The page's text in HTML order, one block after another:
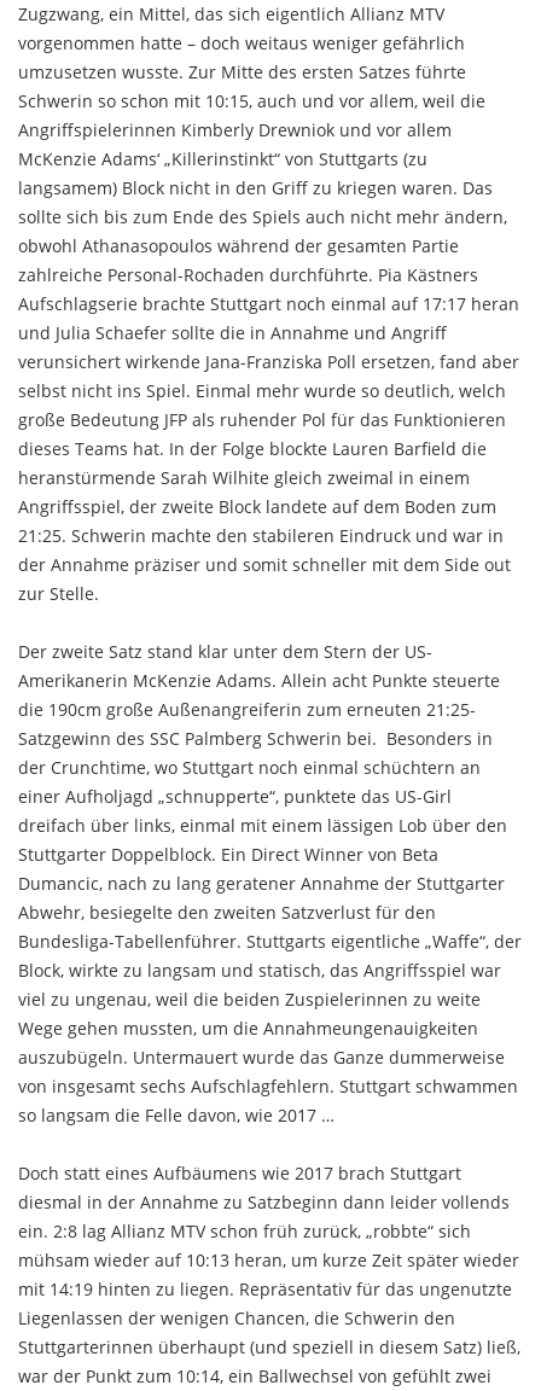
Zugzwang, ein Mittel, das sich eigentlich Allianz MTV
vorgenommen hatte – doch weitaus weniger gefährlich
umzusetzen wusste. Zur Mitte des ersten Satzes führte
Schwerin so schon mit 10:15, auch und vor allem, weil die
Angriffspielerinnen Kimberly Drewniok und vor allem
McKenzie Adams‘ „Killerinstinkt“ von Stuttgarts (zu
langsamem) Block nicht in den Griff zu kriegen waren. Das
sollte sich bis zum Ende des Spiels auch nicht mehr ändern,
obwohl Athanasopoulos während der gesamten Partie
zahlreiche Personal-Rochaden durchführte. Pia Kästners
Aufschlagserie brachte Stuttgart noch einmal auf 17:17 heran
und Julia Schaefer sollte die in Annahme und Angriff
verunsichert wirkende Jana-Franziska Poll ersetzen, fand aber
selbst nicht ins Spiel. Einmal mehr wurde so deutlich, welch
große Bedeutung JFP als ruhender Pol für das Funktionieren
dieses Teams hat. In der Folge blockte Lauren Barfield die
heranstürmende Sarah Wilhite gleich zweimal in einem
Angriffsspiel, der zweite Block landete auf dem Boden zum
21:25. Schwerin machte den stabileren Eindruck und war in
der Annahme präziser und somit schneller mit dem Side out
zur Stelle.
Der zweite Satz stand klar unter dem Stern der US-
Amerikanerin McKenzie Adams. Allein acht Punkte steuerte
die 190cm große Außenangreiferin zum erneuten 21:25-
Satzgewinn des SSC Palmberg Schwerin bei. Besonders in
der Crunchtime, wo Stuttgart noch einmal schüchtern an
einer Aufholjagd „schnupperte“, punktete das US-Girl
dreifach über links, einmal mit einem lässigen Lob über den
Stuttgarter Doppelblock. Ein Direct Winner von Beta
Dumancic, nach zu lang geratener Annahme der Stuttgarter
Abwehr, besiegelte den zweiten Satzverlust für den
Bundesliga-Tabellenführer. Stuttgarts eigentliche „Waffe“, der
Block, wirkte zu langsam und statisch, das Angriffsspiel war
viel zu ungenau, weil die beiden Zuspielerinnen zu weite
Wege gehen mussten, um die Annahmeungenauigkeiten
auszubügeln. Untermauert wurde das Ganze dummerweise
von insgesamt sechs Aufschlagfehlern. Stuttgart schwammen
so langsam die Felle davon, wie 2017 …
Doch statt eines Aufbäumens wie 2017 brach Stuttgart
diesmal in der Annahme zu Satzbeginn dann leider vollends
ein. 2:8 lag Allianz MTV schon früh zurück, „robbte“ sich
mühsam wieder auf 10:13 heran, um kurze Zeit später wieder
mit 14:19 hinten zu liegen. Repräsentativ für das ungenutzte
Liegenlassen der wenigen Chancen, die Schwerin den
Stuttgarterinnen überhaupt (und speziell in diesem Satz) ließ,
war der Punkt zum 10:14, ein Ballwechsel von gefühlt zwei